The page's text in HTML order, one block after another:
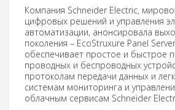
Компания Schneider Electric,
цифровых решений и управления
автоматизации, анонсировала
поколения – EcoStruxure Panel
обеспечивает простое и быстрое
проводных и беспроводных
протоколам передачи данных и
системам мониторинга и
облачным сервисам Schneider